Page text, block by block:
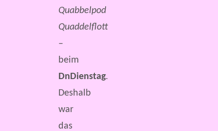
Quabbelpod
Quaddelflott
–
beim
DnDienstag.
Deshalb
war
das